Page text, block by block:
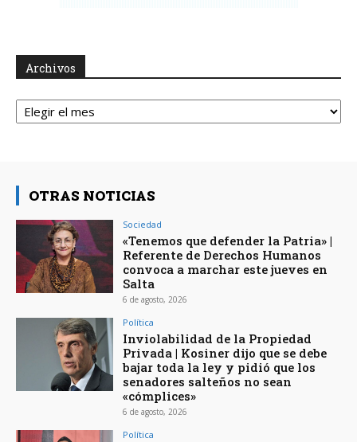
Archivos
Archivos
OTRAS NOTICIAS
Sociedad
«Tenemos que defender la Patria» |
Referente de Derechos Humanos
convoca a marchar este jueves en
Salta
6 de agosto, 2026
Política
Inviolabilidad de la Propiedad
Privada | Kosiner dijo que se debe
bajar toda la ley y pidió que los
senadores salteños no sean
«cómplices»
6 de agosto, 2026
Política